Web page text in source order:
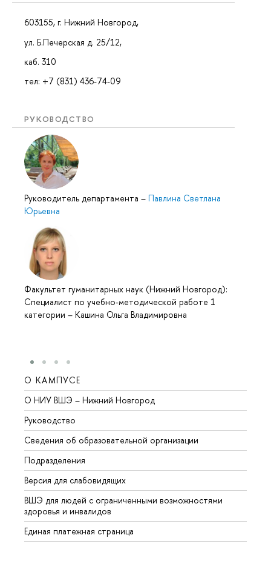
603155, г. Нижний Новгород,
ул. Б.Печерская д. 25/12,
каб. 310
тел: +7 (831) 436-74-09
РУКОВОДСТВО
Руководитель департамента – Павлина Светлана
Юрьевна
Факультет гуманитарных наук (Нижний Новгород):
Специалист по учебно-методической работе 1
категории – Кашина Ольга Владимировна
О КАМПУСЕ
О НИУ ВШЭ – Нижний Новгород
Руководство
Сведения об образовательной организации
Подразделения
Версия для слабовидящих
ВШЭ для людей с ограниченными возможностями
здоровья и инвалидов
Единая платежная страница